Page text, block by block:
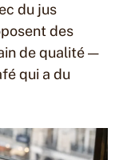
du jus
des
de qualité —
qui a du